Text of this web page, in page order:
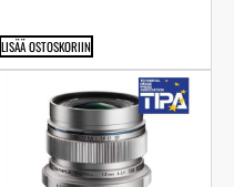
LISÄÄ OSTOSKORIIN